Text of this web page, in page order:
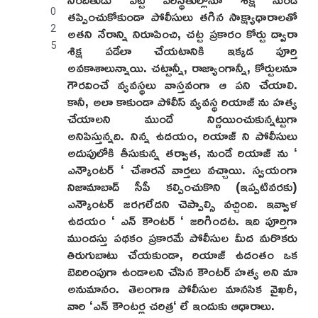
0
2
5
తప్పించుకోకుండా పోలీసులు తగిన సాక్ష్యాధారాలతో
అతని నేరాన్ని నిరూపించి, చట్ట ప్రకారం కోర్టు ద్వారా
శిక్ష పడేలా చేయటానికి ఇక్కడ పూర్తి
అవకాశాలున్నాయి. చట్టాన్నీ, రాజ్యాంగాన్నీ, కోర్టులనూ
గౌరవించే వ్యవస్థలు వాస్తవంగా ఆ పని చేయాలి.
కానీ, అలా కాకుండా పోలీస్ వ్యవస్థ రియాజ్ ను హత్య
చేయాలని ముందే నిర్ణయించుకున్నట్టుగా
అనిపిస్తున్నది. నిన్న ఉదయం, రియాజ్ ని పోలీసులు
అదుపులోకి తీసుకున్న తర్వాత, నుండే రియాజ్ ను ‘
ఎన్కౌంటర్ ‘ చేశారనే వార్తలు వచ్చాయి. స్వయంగా
నిజామాబాద్ సీపీ కల్పించుకొని (ఇప్పటివరకు)
ఎన్కౌంటర్ జరగలేదని చెప్పాల్సి వచ్చింది. ఇవ్వాళ
ఉదయం ‘ ఎన్ కౌంటర్ ‘ జరిగిందట. ఇది పూర్తిగా
ముందస్తు పథకం ప్రకారమే పోలీసుల మీద మరొకరు
తిరుగుబాటు చేయకుండా, రియాజ్ ఉదంతం ఒక
బెదిరింపుగా ఉండాలని చేసిన కౌంటర్ హత్య అని మా
అనుమానం. తెలంగాణ పోలీసుల మానసిక వైఖరీ,
వారి ‘ఎన్ కౌంటర్ల చరిత్ర‘ లే ఇందుకు ఆధారాలు.